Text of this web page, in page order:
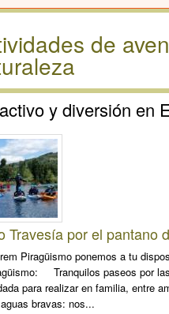
de
y diversión en
Travesía por el pantano
Piragüismo ponemos a tu
Tranquilos paseos por
para realizar en familia,
bravas: nos...